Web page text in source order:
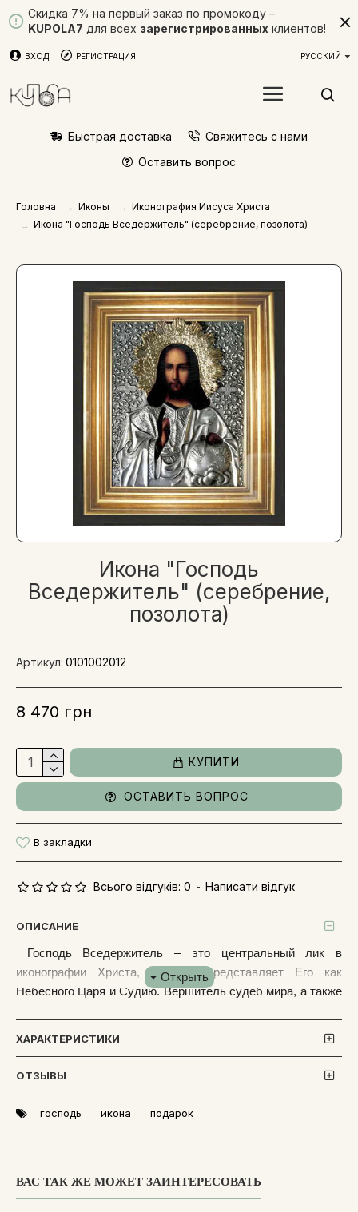
Скидка 7% на первый заказ по промокоду –
KUPOLA7 для всех зарегистрированных клиентов!
ВХОД РЕГИСТРАЦИЯ РУССКИЙ
Быстрая доставка
Свяжитесь с нами
Оставить вопрос
Головна Иконы
Иконография Иисуса Христа
Икона "Господь Вседержитель" (серебрение, позолота)
Икона "Господь
Вседержитель" (серебрение,
позолота)
Всього відгуків: 0 - Написати відгук
8 470 грн
Артикул: 0101002012
КУПИТИ
ОСТАВИТЬ ВОПРОС
В закладки
ОПИСАНИЕ
Господь Вседержитель – это центральный лик в
иконографии Христа, который представляет Его как
Небесного Царя и Судию. Вершитель судеб мира, а также
ХАРАКТЕРИСТИКИ
ОТЗЫВЫ
господь икона подарок
ВАС ТАК ЖЕ МОЖЕТ ЗАИНТЕРЕСОВАТЬ